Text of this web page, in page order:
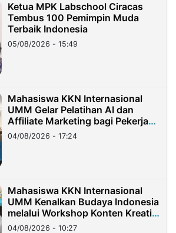
Ketua MPK Labschool Ciracas
Tembus 100 Pemimpin Muda
Terbaik Indonesia
05/08/2026 - 15:49
Mahasiswa KKN Internasional
UMM Gelar Pelatihan AI dan
Affiliate Marketing bagi Pekerja
Migran Indonesia di Taiwan
04/08/2026 - 17:24
Mahasiswa KKN Internasional
UMM Kenalkan Budaya Indonesia
melalui Workshop Konten Kreatif
di Taiwan
04/08/2026 - 10:27